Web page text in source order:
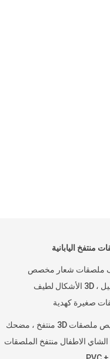
منتفخ اليابانية
ملصقات شعار مخصص
التجميل ، 3D الأشكال لطيف
صغيرة كهدية
تخصيص ملصقات 3D منتفخ ، مضحك
الاطفال منتفخ الملصقات